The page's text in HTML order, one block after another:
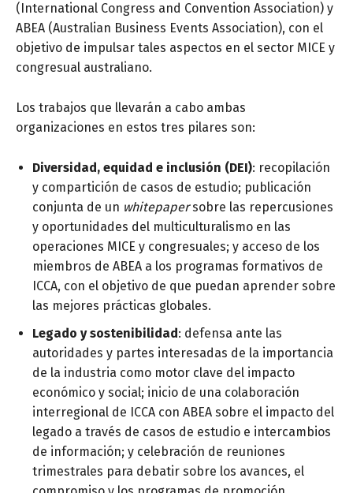
(International Congress and Convention Association) y
ABEA (Australian Business Events Association), con el
objetivo de impulsar tales aspectos en el sector MICE y
congresual australiano.
Los trabajos que llevarán a cabo ambas
organizaciones en estos tres pilares son:
Diversidad, equidad e inclusión (DEI): recopilación
y compartición de casos de estudio; publicación
conjunta de un whitepapersobre las repercusiones
y oportunidades del multiculturalismo en las
operaciones MICE y congresuales; y acceso de los
miembros de ABEA a los programas formativos de
ICCA, con el objetivo de que puedan aprender sobre
las mejores prácticas globales.
Legado y sostenibilidad: defensa ante las
autoridades y partes interesadas de la importancia
de la industria como motor clave del impacto
económico y social; inicio de una colaboración
interregional de ICCA con ABEA sobre el impacto del
legado a través de casos de estudio e intercambios
de información; y celebración de reuniones
trimestrales para debatir sobre los avances, el